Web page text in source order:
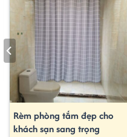
Rèm phòng tắm đẹp cho
khách sạn sang trọng